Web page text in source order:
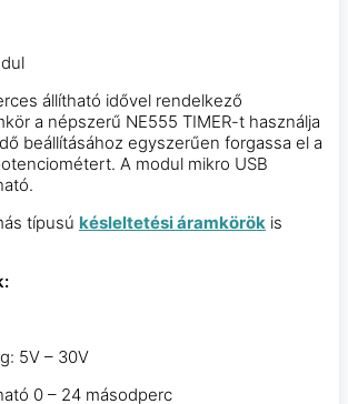
állítható idővel rendelkező
a népszerű NE555 TIMER-t használja
beállításához egyszerűen forgassa el a
A modul mikro USB
típusú késleltetési áramkörök is
5V – 30V
0 – 24 másodperc